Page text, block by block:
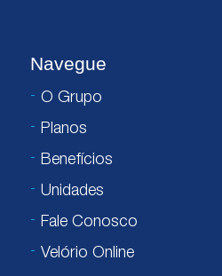
Navegue
O Grupo
Planos
Benefícios
Unidades
Fale Conosco
Velório Online